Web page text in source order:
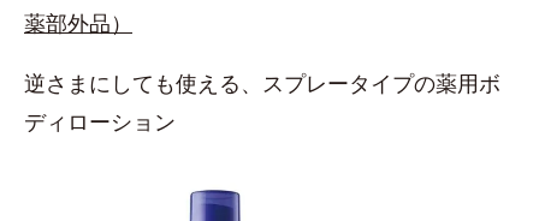
薬部外品）
逆さまにしても使える、スプレータイプの薬用ボ
ディローション